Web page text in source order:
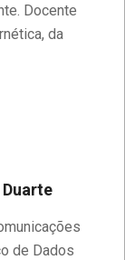
Docente
da
de Dados